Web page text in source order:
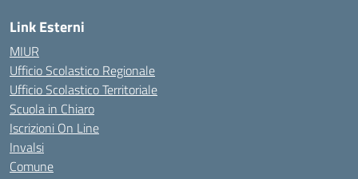
Link Esterni
MIUR
Ufficio Scolastico Regionale
Ufficio Scolastico Territoriale
Scuola in Chiaro
Iscrizioni On Line
Invalsi
Comune